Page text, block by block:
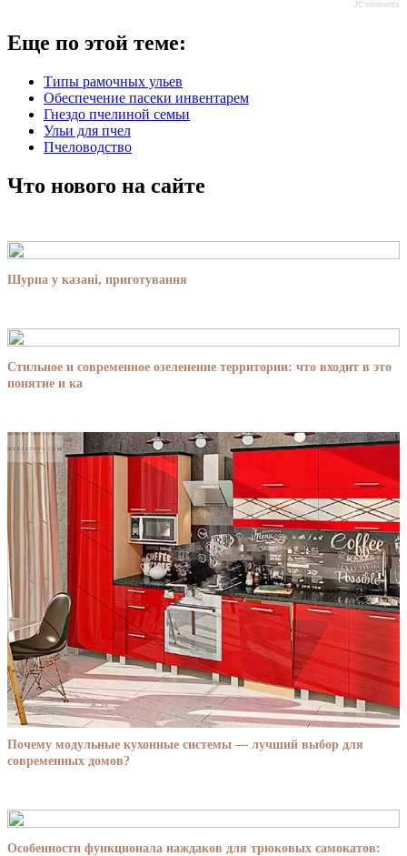
JComments
Еще по этой теме:
Типы рамочных ульев
Обеспечение пасеки инвентарем
Гнездо пчелиной семьи
Ульи для пчел
Пчеловодство
Что нового на сайте
Шурпа у казані, приготування
Стильное и современное озеленение территории: что входит в это
понятие и ка
Почему модульные кухонные системы — лучший выбор для
современных домов?
Особенности функционала наждаков для трюковых самокатов: